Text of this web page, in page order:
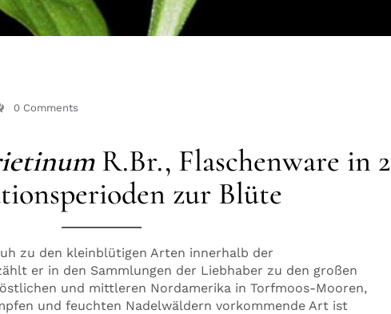
0 Comments
R.Br., Flaschenware in 2
zur Blüte
zu den kleinblütigen Arten innerhalb der
er in den Sammlungen der Liebhaber zu den großen
und mittleren Nordamerika in Torfmoos-Mooren,
und feuchten Nadelwäldern vorkommende Art ist